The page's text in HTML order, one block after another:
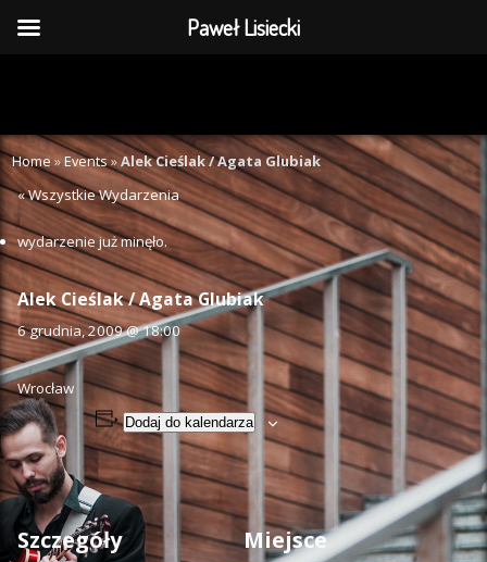
Home»Events»Alek Cieślak / Agata Glubiak
« Wszystkie Wydarzenia
wydarzenie już minęło.
Alek Cieślak / Agata Glubiak
6 grudnia, 2009 @ 18:00
Wrocław
Dodaj do kalendarza
Szczegóły Miejsce
Paweł Lisiecki